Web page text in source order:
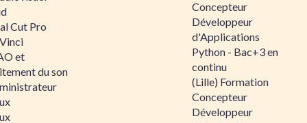
Cut Pro
et
du son
Concepteur
Développeur
d'Applications
Python - Bac+3 en
continu
(Lille) Formation
Concepteur
Développeur